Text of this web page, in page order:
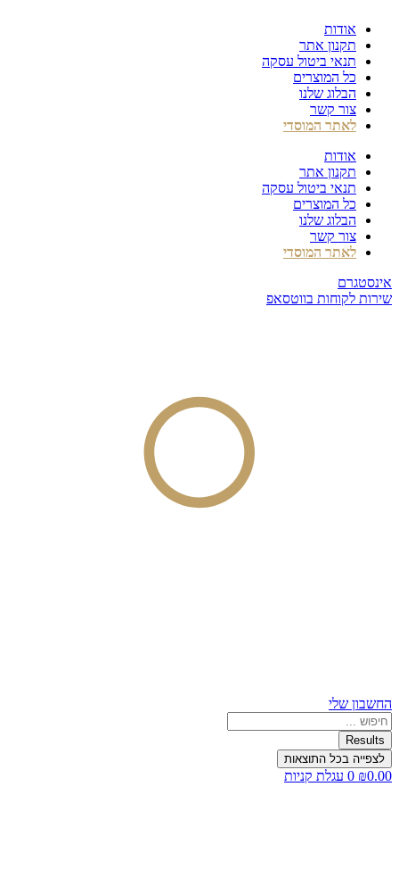
לתוכן
אודות
תקנון אתר
תנאי ביטול עסקה
כל המוצרים
הבלוג שלנו
צור קשר
לאתר המוסדי
אודות
תקנון אתר
תנאי ביטול עסקה
כל המוצרים
הבלוג שלנו
צור קשר
לאתר המוסדי
אינסטגרם
שירות לקוחות בווטסאפ
החשבון שלי
Search
...
Results
לצפייה בכל התוצאות
₪0.00
0 עגלת קניות